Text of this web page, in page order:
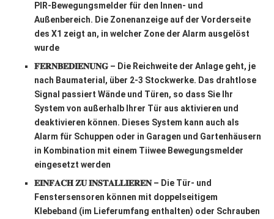
PIR-Bewegungsmelder für den Innen- und
Außenbereich. Die Zonenanzeige auf der Vorderseite
des X1 zeigt an, in welcher Zone der Alarm ausgelöst
wurde
𝐅𝐄𝐑𝐍𝐁𝐄𝐃𝐈𝐄𝐍𝐔𝐍𝐆 – Die Reichweite der Anlage geht, je
nach Baumaterial, über 2-3 Stockwerke. Das drahtlose
Signal passiert Wände und Türen, so dass Sie Ihr
System von außerhalb Ihrer Tür aus aktivieren und
deaktivieren können. Dieses System kann auch als
Alarm für Schuppen oder in Garagen und Gartenhäusern
in Kombination mit einem Tiiwee Bewegungsmelder
eingesetzt werden
𝐄𝐈𝐍𝐅𝐀𝐂𝐇 𝐙𝐔 𝐈𝐍𝐒𝐓𝐀𝐋𝐋𝐈𝐄𝐑𝐄𝐍 – Die Tür- und
Fenstersensoren können mit doppelseitigem
Klebeband (im Lieferumfang enthalten) oder Schrauben